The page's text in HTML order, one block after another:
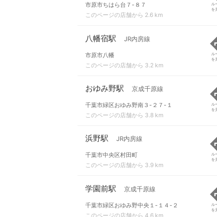
市原市ちはら台７-８７
このページの店舗から 2.6 km
ル
を
八幡宿駅 JR内房線
市原市八幡
このページの店舗から 3.2 km
ル
を
おゆみ野駅 京成千原線
千葉市緑区おゆみ野南３-２７-１
このページの店舗から 3.8 km
ル
を
浜野駅 JR内房線
千葉市中央区村田町
このページの店舗から 3.9 km
ル
を
学園前駅 京成千原線
千葉市緑区おゆみ野中央１-１４-２
このページの店舗から 4.6 km
ル
を